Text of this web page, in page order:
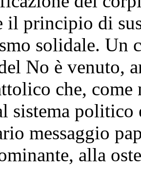
il principio di
solidale.
No è venuto,
che, come
sistema
messaggio
alla